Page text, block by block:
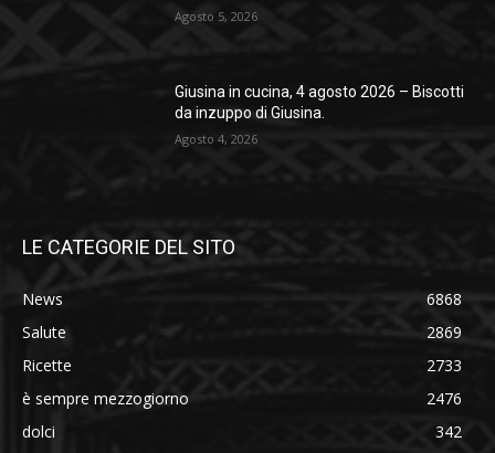
Agosto 5, 2026
Giusina in cucina, 4 agosto 2026 – Biscotti
da inzuppo di Giusina.
Agosto 4, 2026
LE CATEGORIE DEL SITO
News
6868
Salute
2869
Ricette
2733
è sempre mezzogiorno
2476
dolci
342